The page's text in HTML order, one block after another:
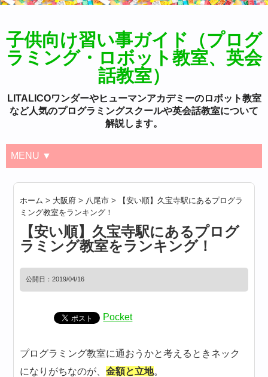
子供向け習い事ガイド（プログ
ラミング・ロボット教室、英会
話教室）
LITALICOワンダーやヒューマンアカデミーのロボット教室
など人気のプログラミングスクールや英会話教室について
解説します。
MENU ▼
ホーム > 大阪府 > 八尾市 >
【安い順】久宝寺駅にあるプログラ
ミング教室をランキング！
【安い順】久宝寺駅にあるプログ
ラミング教室をランキング！
公開日：2019/04/16
Pocket
プログラミング教室に通おうかと考えるときネック
になりがちなのが、金額と立地。